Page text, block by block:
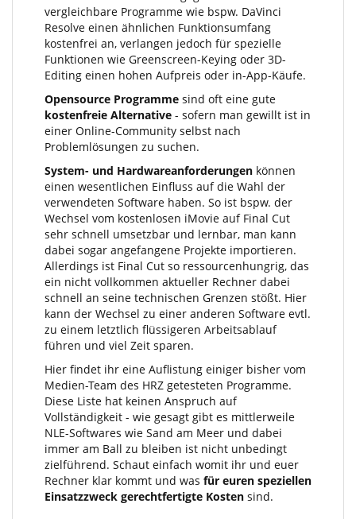
vergleichbare Programme wie bspw. DaVinci
Resolve einen ähnlichen Funktionsumfang
kostenfrei an, verlangen jedoch für spezielle
Funktionen wie Greenscreen-Keying oder 3D-
Editing einen hohen Aufpreis oder in-App-Käufe.
Opensource Programme sind oft eine gute
kostenfreie Alternative - sofern man gewillt ist in
einer Online-Community selbst nach
Problemlösungen zu suchen.
System- und Hardwareanforderungen können
einen wesentlichen Einfluss auf die Wahl der
verwendeten Software haben. So ist bspw. der
Wechsel vom kostenlosen iMovie auf Final Cut
sehr schnell umsetzbar und lernbar, man kann
dabei sogar angefangene Projekte importieren.
Allerdings ist Final Cut so ressourcenhungrig, das
ein nicht vollkommen aktueller Rechner dabei
schnell an seine technischen Grenzen stößt. Hier
kann der Wechsel zu einer anderen Software evtl.
zu einem letztlich flüssigeren Arbeitsablauf
führen und viel Zeit sparen.
Hier findet ihr eine Auflistung einiger bisher vom
Medien-Team des HRZ getesteten Programme.
Diese Liste hat keinen Anspruch auf
Vollständigkeit - wie gesagt gibt es mittlerweile
NLE-Softwares wie Sand am Meer und dabei
immer am Ball zu bleiben ist nicht unbedingt
zielführend. Schaut einfach womit ihr und euer
Rechner klar kommt und was für euren speziellen
Einsatzzweck gerechtfertigte Kosten sind.